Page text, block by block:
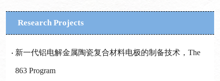
Research Projects
新一代铝电解金属陶瓷复合材料电极的制备技术，The
863 Program